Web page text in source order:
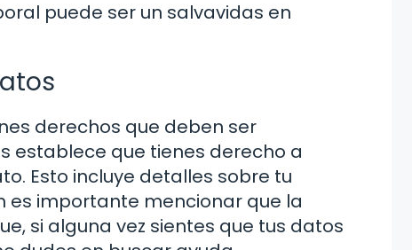
puede ser un salvavidas en
derechos que deben ser
establece que tienes derecho a
Esto incluye detalles sobre tu
es importante mencionar que la
si alguna vez sientes que tus datos